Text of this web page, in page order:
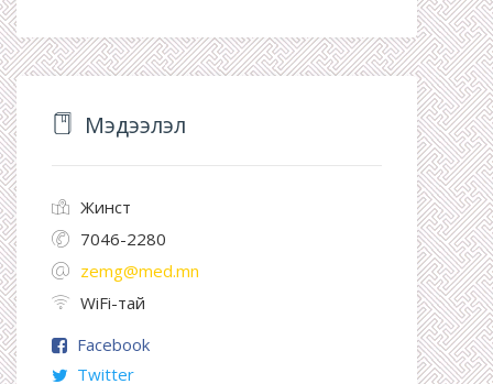
Мэдээлэл
Жинст
7046-2280
zemg@med.mn
WiFi-тай
Facebook
Twitter